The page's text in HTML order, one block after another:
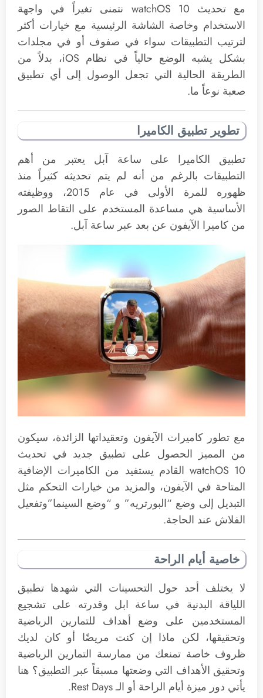
مع تحديث watchOS 10 نتمنى تغيراً في واجهة
الاستخدام وخاصة الشاشة الرئيسية مع خيارات أكثر
لترتيب التطبيقات سواء في صفوف أو في مجلدات
بشكل يشبه الوضع حالياً في نظام iOS، بدلاً من
الطريقة الحالية التي تجعل الوصول إلى أي تطبيق
صعبة نوعاً ما.
تطوير تطبيق الكاميرا
تطبيق الكاميرا على ساعة آبل يعتبر من أهم
التطبيقات بالرغم من أنه لم يتم تحديثه كثيراً منذ
ظهوره للمرة الأولى في عام 2015، ووظيفته
الأساسية هي مساعدة المستخدم على التقاط الصور
من كاميرا الآيفون عن بعد عبر ساعة آبل.
مع تطور كاميرات الآيفون وتعقيداتها الزائدة، سيكون
من المميز الحصول على تطبيق جديد في تحديث
watchOS 10 القادم يستفيد من الكاميرات الإضافية
المتاحة في الآيفون، والمزيد من خيارات التحكم مثل
التبديل إلى وضع “البورتريه” و “وضع السينما”وتفعيل
الفلاش عند الحاجة.
خاصية أيام الراحة
لا يختلف أحد حول التحسينات التي شهدها تطبيق
اللياقة البدنية في ساعة ابل وقدرته على تشجيع
المستخدمين على وضع أهداف للتمارين الرياضية
وتحقيقها، لكن ماذا إن كنت مريضًا أو كان لديك
ظروف خاصة تمنعك من ممارسة التمارين الرياضية
وتحقيق الأهداف التي وضعتها مسبقاً عبر التطبيق؟ هنا
يأتي دور ميزة أيام الراحة أو الـ Rest Days.